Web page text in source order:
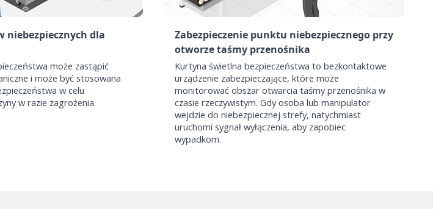
niebezpiecznych dla
może zastąpić
i może być stosowana
w celu
w razie zagrożenia.
Zabezpieczenie punktu niebezpiecznego przy
otworze taśmy przenośnika
Kurtyna świetlna bezpieczeństwa to bezkontaktowe
urządzenie zabezpieczające, które może
monitorować obszar otwarcia taśmy przenośnika w
czasie rzeczywistym. Gdy osoba lub manipulator
wejdzie do niebezpiecznej strefy, natychmiast
uruchomi sygnał wyłączenia, aby zapobiec
wypadkom.